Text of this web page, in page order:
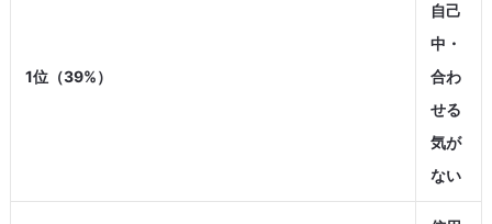
1位（39%）
自己
中・
合わ
せる
気が
ない